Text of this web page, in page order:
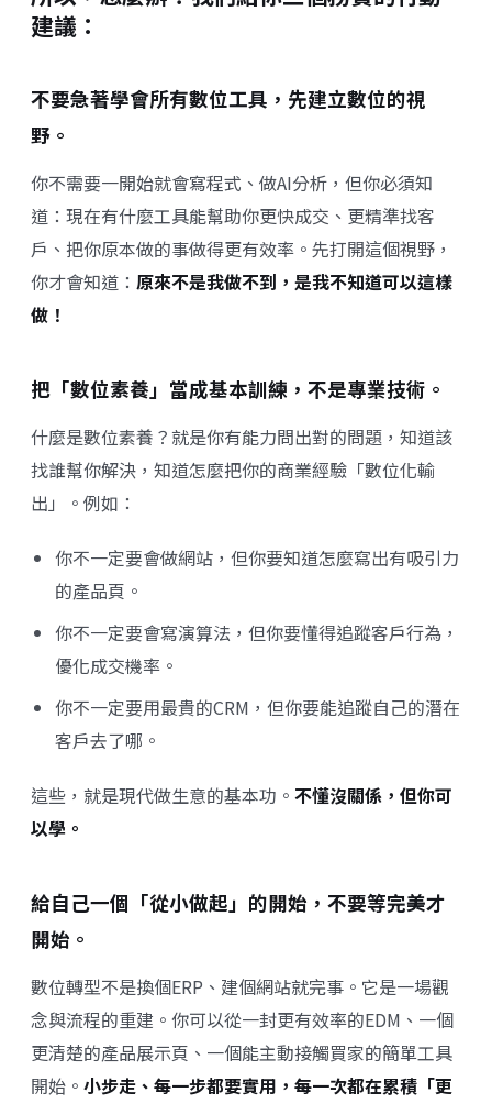
建議：
不要急著學會所有數位工具，先建立數位的視
野。
你不需要一開始就會寫程式、做AI分析，但你必須知
道：現在有什麼工具能幫助你更快成交、更精準找客
戶、把你原本做的事做得更有效率。先打開這個視野，
你才會知道： 原來不是我做不到，是我不知道可以這樣
做！
把「數位素養」當成基本訓練，不是專業技術。
什麼是數位素養？就是你有能力問出對的問題，知道該
找誰幫你解決，知道怎麼把你的商業經驗「數位化輸
出」。例如：
你不一定要會做網站，但你要知道怎麼寫出有吸引力
的產品頁。
你不一定要會寫演算法，但你要懂得追蹤客戶行為，
優化成交機率。
你不一定要用最貴的CRM，但你要能追蹤自己的潛在
客戶去了哪。
這些，就是現代做生意的基本功。 不懂沒關係，但你可
以學。
給自己一個「從小做起」的開始， 不要等完美才
開始。
數位轉型不是換個ERP、建個網站就完事。它是一場觀
念與流程的重建。你可以從一封更有效率的EDM、一個
更清楚的產品展示頁、一個能主動接觸買家的簡單工具
開始。 小步走、每一步都要實用，每一次都在累積「更